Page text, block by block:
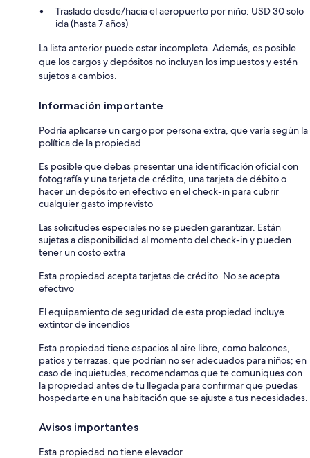
Traslado desde/hacia el aeropuerto por niño: USD 30 solo
ida (hasta 7 años)
La lista anterior puede estar incompleta. Además, es posible
que los cargos y depósitos no incluyan los impuestos y estén
sujetos a cambios.
Información importante
Podría aplicarse un cargo por persona extra, que varía según la
política de la propiedad
Es posible que debas presentar una identificación oficial con
fotografía y una tarjeta de crédito, una tarjeta de débito o
hacer un depósito en efectivo en el check-in para cubrir
cualquier gasto imprevisto
Las solicitudes especiales no se pueden garantizar. Están
sujetas a disponibilidad al momento del check-in y pueden
tener un costo extra
Esta propiedad acepta tarjetas de crédito. No se acepta
efectivo
El equipamiento de seguridad de esta propiedad incluye
extintor de incendios
Esta propiedad tiene espacios al aire libre, como balcones,
patios y terrazas, que podrían no ser adecuados para niños; en
caso de inquietudes, recomendamos que te comuniques con
la propiedad antes de tu llegada para confirmar que puedas
hospedarte en una habitación que se ajuste a tus necesidades.
Avisos importantes
Esta propiedad no tiene elevador